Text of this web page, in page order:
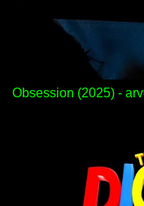
Obsession (2025) -